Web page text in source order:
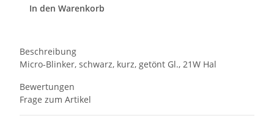
In den Warenkorb
Beschreibung
Micro-Blinker, schwarz, kurz, getönt Gl., 21W Hal
Bewertungen
Frage zum Artikel